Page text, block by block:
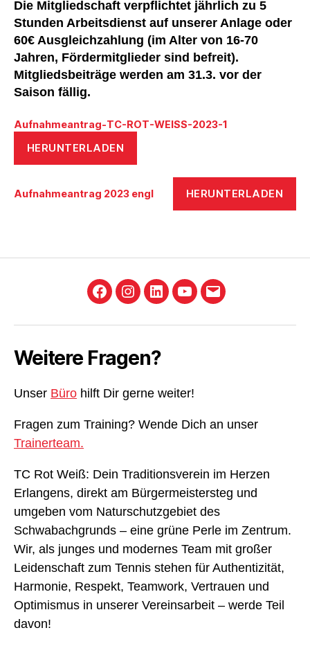
Die Mitgliedschaft verpflichtet jährlich zu 5
Stunden Arbeitsdienst auf unserer Anlage oder
60€ Ausgleichzahlung (im Alter von 16-70
Jahren, Fördermitglieder sind befreit).
Mitgliedsbeiträge werden am 31.3. vor der
Saison fällig.
Aufnahmeantrag-TC-ROT-WEISS-2023-1
HERUNTERLADEN
Aufnahmeantrag 2023 engl HERUNTERLADEN
FacebookInstagram
LinkedInYouTube
E-
Weitere Fragen?
Unser Büro hilft Dir gerne weiter!
Fragen zum Training? Wende Dich an unser
Trainerteam.
TC Rot Weiß: Dein Traditionsverein im Herzen
Erlangens, direkt am Bürgermeistersteg und
umgeben vom Naturschutzgebiet des
Schwabachgrunds – eine grüne Perle im Zentrum.
Wir, als junges und modernes Team mit großer
Leidenschaft zum Tennis stehen für Authentizität,
Harmonie, Respekt, Teamwork, Vertrauen und
Optimismus in unserer Vereinsarbeit – werde Teil
davon!